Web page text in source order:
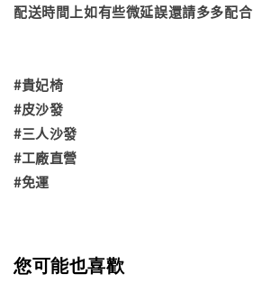
配送時間上如有些微延誤還請多多配合
#貴妃椅
#皮沙發
#三人沙發
#工廠直營
#免運
您可能也喜歡